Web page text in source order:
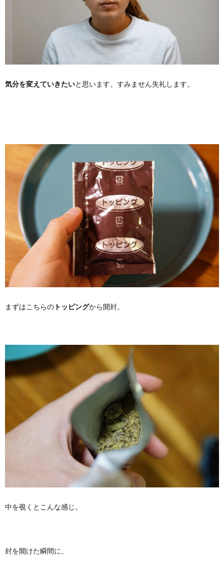
気分を変えていきたいと思います。すみません失礼します。
まずはこちらの トッピングから開封。
中を覗くとこんな感じ。
封を開けた瞬間に、